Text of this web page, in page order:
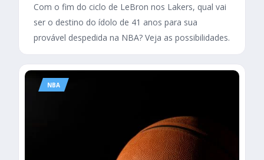
Com o fim do ciclo de LeBron nos Lakers, qual vai
ser o destino do ídolo de 41 anos para sua
provável despedida na NBA? Veja as possibilidades.
NBA